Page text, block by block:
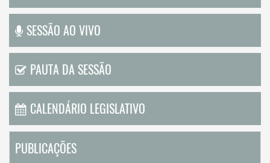
SESSÃO AO VIVO
PAUTA DA SESSÃO
CALENDÁRIO LEGISLATIVO
PUBLICAÇÕES